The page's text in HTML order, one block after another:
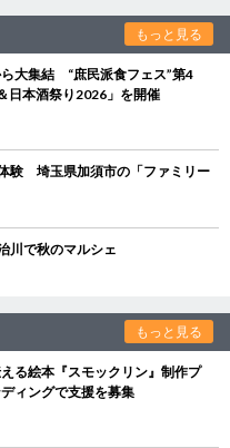
もっと見る
大集結 “庶民派食フェス”第4
日本酒祭り2026」を開催
験 埼玉県加須市の「ファミリー
川で秋のマルシェ
もっと見る
る絵本『スモックリン』制作プ
ィングで支援を募集